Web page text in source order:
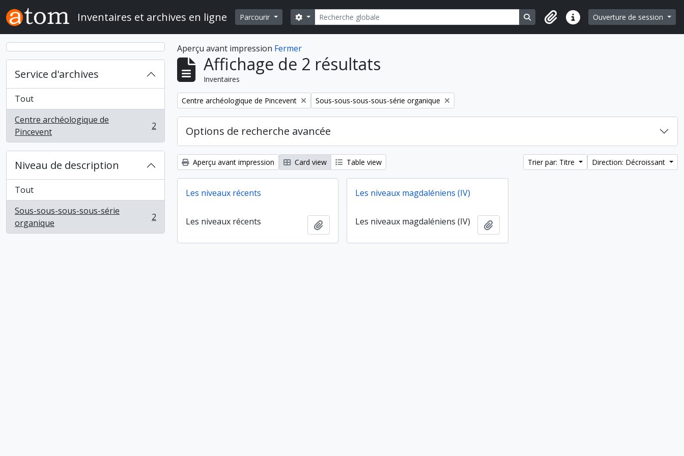
Skip to main content
Inventaires et archives en ligne Parcourir Rechercher
Search options Search in browse page
Liens rapidesOuverture de session
Service d'archives
Tout
Centre archéologique de
Pincevent
, 2 résultats 2
Niveau de description
Tout
Sous-sous-sous-sous-série
organique
, 2 résultats 2
Aperçu avant impression Fermer
Affichage de 2 résultats
Inventaires
Remove filter:
Centre archéologique de Pincevent Remove filter:
Sous-sous-sous-sous-série organique
Options de recherche avancée
Aperçu avant impression Card view Table view Trier par: Titre Direction: Décroissant
Les niveaux récents
Les niveaux récents Ajouter au presse-papier
Les niveaux magdaléniens (IV)
Les niveaux magdaléniens (IV) Ajouter au presse-papier